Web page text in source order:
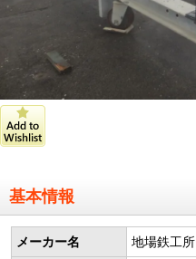
基本情報
メーカー名 地場鉄工所